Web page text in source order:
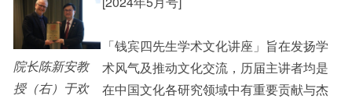
新亚影集
影片库
Staff Engagement
Alumni Connections
院长陈新安教
授（右）于欢
「钱宾四先生学术文化讲座」旨在发扬学
术风气及推动文化交流，历届主讲者均是
在中国文化各研究领域中有重要贡献与杰